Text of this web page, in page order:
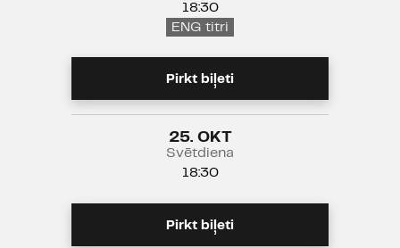
18:30
ENG titri
Pirkt biļeti
25. OKT
Svētdiena
18:30
Pirkt biļeti